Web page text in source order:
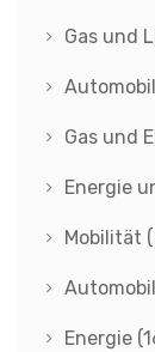
Gas und
Automobil
Gas und
Energie
Mobilität
Energie